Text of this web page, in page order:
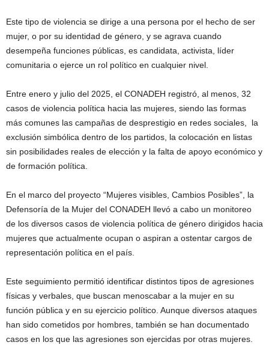
Este tipo de violencia se dirige a una persona por el hecho de ser
mujer, o por su identidad de género, y se agrava cuando
desempeña funciones públicas, es candidata, activista, líder
comunitaria o ejerce un rol político en cualquier nivel.
Entre enero y julio del 2025, el CONADEH registró, al menos, 32
casos de violencia política hacia las mujeres, siendo las formas
más comunes las campañas de desprestigio en redes sociales, la
exclusión simbólica dentro de los partidos, la colocación en listas
sin posibilidades reales de elección y la falta de apoyo económico y
de formación política.
En el marco del proyecto “Mujeres visibles, Cambios Posibles”, la
Defensoría de la Mujer del CONADEH llevó a cabo un monitoreo
de los diversos casos de violencia política de género dirigidos hacia
mujeres que actualmente ocupan o aspiran a ostentar cargos de
representación política en el país.
Este seguimiento permitió identificar distintos tipos de agresiones
físicas y verbales, que buscan menoscabar a la mujer en su
función pública y en su ejercicio político. Aunque diversos ataques
han sido cometidos por hombres, también se han documentado
casos en los que las agresiones son ejercidas por otras mujeres.